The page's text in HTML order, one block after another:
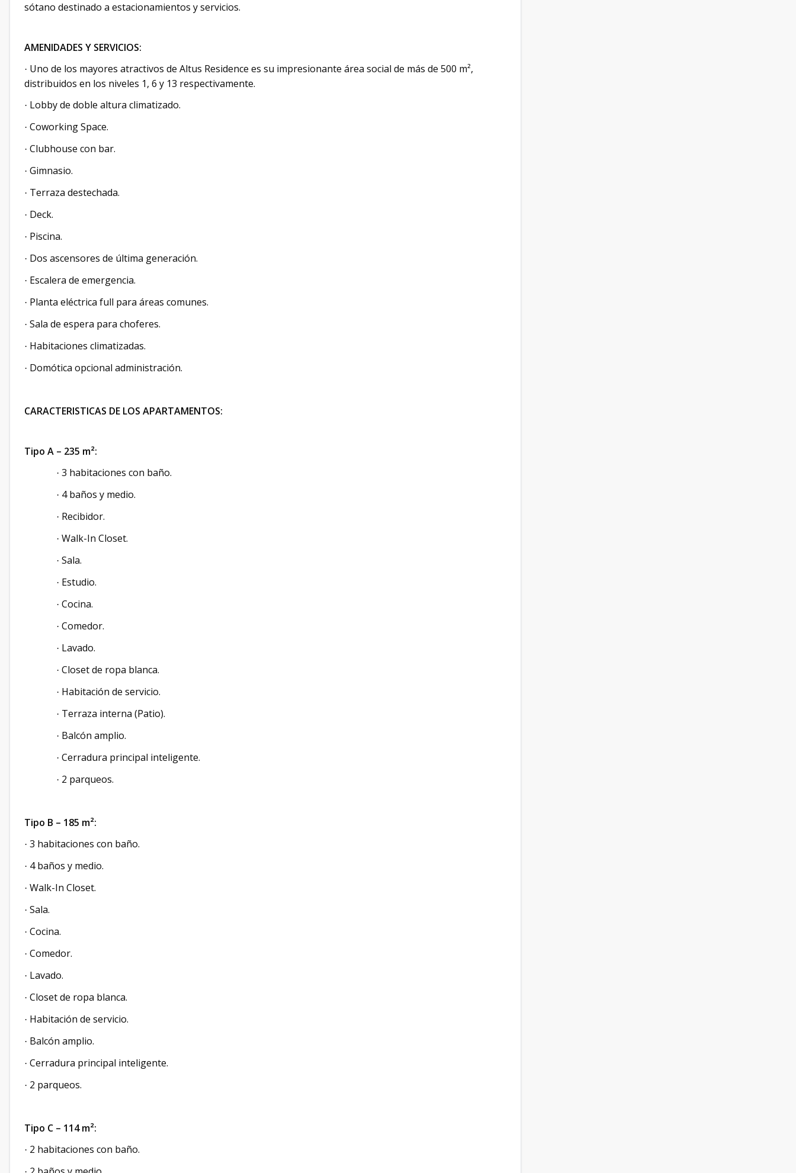
sótano destinado a estacionamientos y servicios.
AMENIDADES Y SERVICIOS:
· Uno de los mayores atractivos de Altus Residence es su impresionante área social de más de 500 m²,
distribuidos en los niveles 1, 6 y 13 respectivamente.
· Lobby de doble altura climatizado.
· Coworking Space.
· Clubhouse con bar.
· Gimnasio.
· Terraza destechada.
· Deck.
· Piscina.
· Dos ascensores de última generación.
· Escalera de emergencia.
· Planta eléctrica full para áreas comunes.
· Sala de espera para choferes.
· Habitaciones climatizadas.
· Domótica opcional administración.
CARACTERISTICAS DE LOS APARTAMENTOS:
Tipo A – 235 m²:
· 3 habitaciones con baño.
· 4 baños y medio.
· Recibidor.
· Walk-In Closet.
· Sala.
· Estudio.
· Cocina.
· Comedor.
· Lavado.
· Closet de ropa blanca.
· Habitación de servicio.
· Terraza interna (Patio).
· Balcón amplio.
· Cerradura principal inteligente.
· 2 parqueos.
Tipo B – 185 m²:
· 3 habitaciones con baño.
· 4 baños y medio.
· Walk-In Closet.
· Sala.
· Cocina.
· Comedor.
· Lavado.
· Closet de ropa blanca.
· Habitación de servicio.
· Balcón amplio.
· Cerradura principal inteligente.
· 2 parqueos.
Tipo C – 114 m²:
· 2 habitaciones con baño.